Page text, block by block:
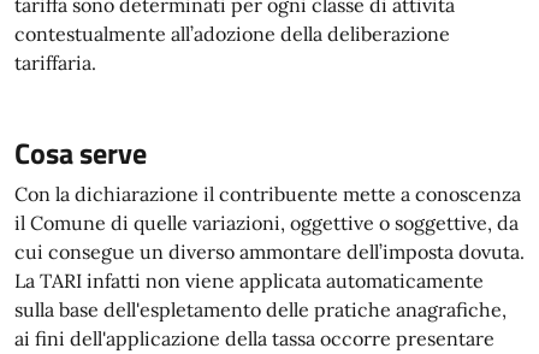
tariffa sono determinati per ogni classe di attività
contestualmente all’adozione della deliberazione
tariffaria.
Cosa serve
Con la dichiarazione il contribuente mette a conoscenza
il Comune di quelle variazioni, oggettive o soggettive, da
cui consegue un diverso ammontare dell’imposta dovuta.
La TARI infatti non viene applicata automaticamente
sulla base dell'espletamento delle pratiche anagrafiche,
ai fini dell'applicazione della tassa occorre presentare